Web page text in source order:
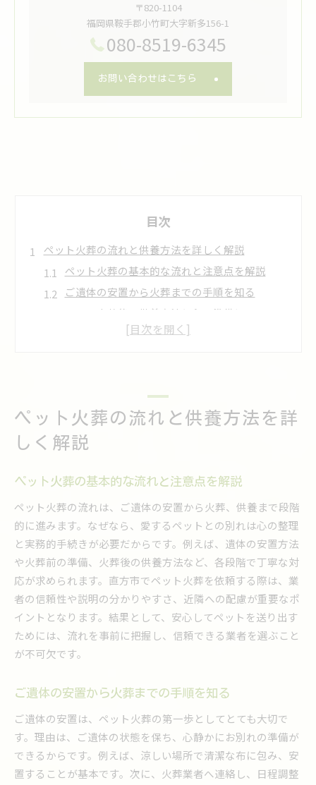
〒820-1104
福岡県鞍手郡小竹町大字新多156-1
080-8519-6345
お問い合わせはこちら
目次
ペット火葬の流れと供養方法を詳しく解説
ペット火葬の基本的な流れと注意点を解説
ご遺体の安置から火葬までの手順を知る
ペット火葬後の供養方法と心の準備について
ペット霊園や自宅供養の違いを理解しよう
信頼できるペット火葬の見極め方とは
安心して任せられるペット火葬業者の特徴
口コミから学ぶペット火葬業者選びのコツ
ペット火葬の実績や対応範囲を確認しよう
ペット火葬の現地対応と説明の大切さ
北九州エリアの評判を参考に選ぶポイント
ペットとのお別れに直方市で安心を選ぶ理由
直方市でペット火葬を選ぶメリットを解説
地元で安心できるペット火葬の魅力とは
訪問ペット火葬で感じる飼い主の安心感
地域密着型サービスの丁寧な対応事例
火葬費用や手続きの疑問をわかりやすく解消
ペット火葬の費用相場と内訳を詳しく解説
火葬手続きの流れと必要な書類を確認する
ペット火葬の費用トラブルを防ぐ方法
火葬プランごとの費用とサービス内容比較
ペット火葬の流れと供養方法を詳
しく解説
ペット火葬の基本的な流れと注意点を解説
ペット火葬の流れは、ご遺体の安置から火葬、供養まで段階
的に進みます。なぜなら、愛するペットとの別れは心の整理
と実務的手続きが必要だからです。例えば、遺体の安置方法
や火葬前の準備、火葬後の供養方法など、各段階で丁寧な対
応が求められます。直方市でペット火葬を依頼する際は、業
者の信頼性や説明の分かりやすさ、近隣への配慮が重要なポ
イントとなります。結果として、安心してペットを送り出す
ためには、流れを事前に把握し、信頼できる業者を選ぶこと
が不可欠です。
ご遺体の安置から火葬までの手順を知る
ご遺体の安置は、ペット火葬の第一歩としてとても大切で
す。理由は、ご遺体の状態を保ち、心静かにお別れの準備が
できるからです。例えば、涼しい場所で清潔な布に包み、安
置することが基本です。次に、火葬業者へ連絡し、日程調整